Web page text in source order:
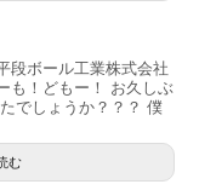
段ボール工業株式会社
！どもー！ お久しぶ
でしょうか？？？ 僕
む